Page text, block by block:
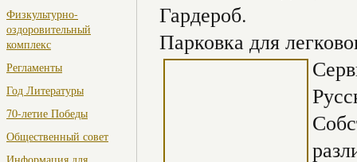
Физкультурно-
оздоровительный
комплекс
Регламенты
Год Литературы
70-летие Победы
Общественный совет
Гардероб.
Парковка для